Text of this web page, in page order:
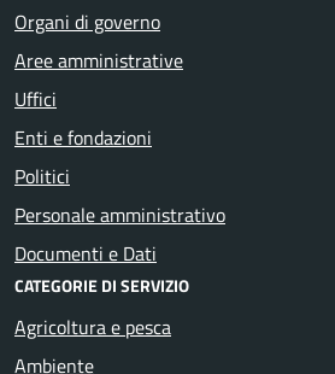
Organi di governo
Aree amministrative
Uffici
Enti e fondazioni
Politici
Personale amministrativo
Documenti e Dati
CATEGORIE DI SERVIZIO
Agricoltura e pesca
Ambiente